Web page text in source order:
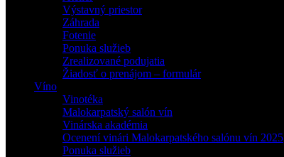
Výstavný priestor
Záhrada
Fotenie
Ponuka služieb
Zrealizované podujatia
Žiadosť o prenájom – formulár
Víno
Vinotéka
Malokarpatský salón vín
Vinárska akadémia
Ocenení vinári Malokarpatského salónu vín 2025
Ponuka služieb